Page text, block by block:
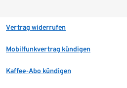
Vertrag widerrufen
Mobilfunkvertrag kündigen
Kaffee-Abo kündigen